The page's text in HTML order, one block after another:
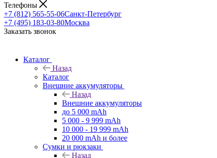
Телефоны
+7 (812) 565-55-06Санкт-Петербург
+7 (495) 183-03-80Москва
Заказать звонок
Каталог
Назад
Каталог
Внешние аккумуляторы
Назад
Внешние аккумуляторы
до 5 000 mAh
5 000 - 9 999 mAh
10 000 - 19 999 mAh
20 000 mAh и более
Сумки и рюкзаки
Назад